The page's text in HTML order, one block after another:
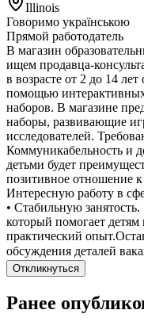
Illinois
Говоримо українською
Прямой работодатель
В магазин
ищем продавца-
в возрасте от 2 до 14
помощью
наборов. В магазине
наборы, развивающие
исследователей.
Коммуникабельность и
детьми будет
позитивное отношение
Интересную работу в
• Стабильную
который помогает детям
практический
обсуждения деталей
Откликнуться
Ранее